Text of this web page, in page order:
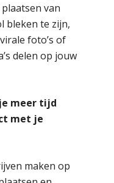
van
bleken te zijn,
foto’s of
delen op jouw
meer tijd
met je
maken op